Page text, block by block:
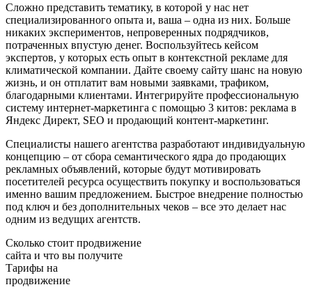
Сложно представить тематику, в которой у нас нет
специализированного опыта и, ваша – одна из них. Больше
никаких экспериментов, непроверенных подрядчиков,
потраченных впустую денег. Воспользуйтесь кейсом
экспертов, у которых есть опыт в контекстной рекламе для
климатической компании. Дайте своему сайту шанс на новую
жизнь, и он отплатит вам новыми заявками, трафиком,
благодарными клиентами. Интегрируйте профессиональную
систему интернет-маркетинга с помощью 3 китов: реклама в
Яндекс Директ, SEO и продающий контент-маркетинг.
Специалисты нашего агентства разработают индивидуальную
концепцию – от сбора семантического ядра до продающих
рекламных объявлений, которые будут мотивировать
посетителей ресурса осуществить покупку и воспользоваться
именно вашим предложением. Быстрое внедрение полностью
под ключ и без дополнительных чеков – все это делает нас
одним из ведущих агентств.
Сколько стоит продвижение
сайта и что вы получите
Тарифы на
продвижение